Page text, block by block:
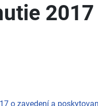
2017
o zavedení a